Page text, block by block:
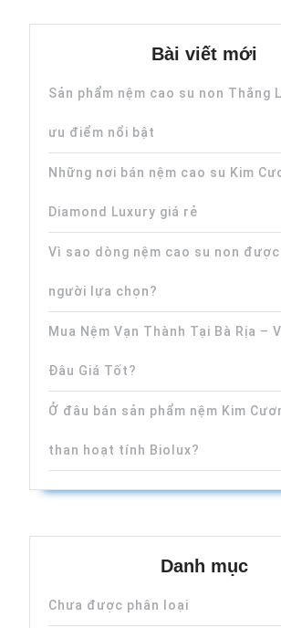
Bài viết mới
Sản phẩm nệm cao su non Thắng
ưu điểm nổi bật
Những nơi bán nệm cao su Kim
Diamond Luxury giá rẻ
Vì sao dòng nệm cao su non được
người lựa chọn?
Mua Nệm Vạn Thành Tại Bà Rịa –
Đâu Giá Tốt?
Ở đâu bán sản phẩm nệm Kim
than hoạt tính Biolux?
Danh mục
Chưa được phân loại